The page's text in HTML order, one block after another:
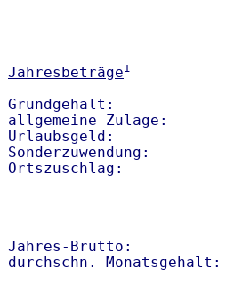
Jahresbeträge1
Grundgehalt:
allgemeine Zulage:
Urlaubsgeld:
Sonderzuwendung:
Ortszuschlag:
Jahres-